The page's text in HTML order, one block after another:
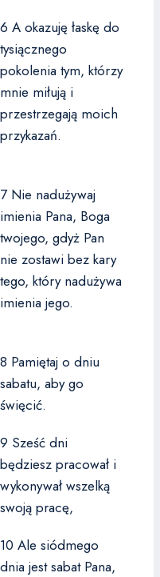
6 A okazuję łaskę do
tysiącznego
pokolenia tym, którzy
mnie miłują i
przestrzegają moich
przykazań.
7 Nie nadużywaj
imienia Pana, Boga
twojego, gdyż Pan
nie zostawi bez kary
tego, który nadużywa
imienia jego.
8 Pamiętaj o dniu
sabatu, aby go
święcić.
9 Sześć dni
będziesz pracował i
wykonywał wszelką
swoją pracę,
10 Ale siódmego
dnia jest sabat Pana,